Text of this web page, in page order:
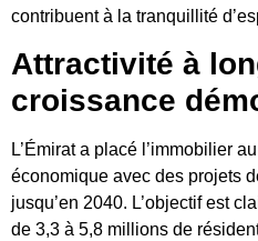
contribuent à la tranquillité
Attractivité à
croissance
L’Émirat a placé l’immobilier
économique avec des projets
jusqu’en 2040. L’objectif est
de 3,3 à 5,8 millions de